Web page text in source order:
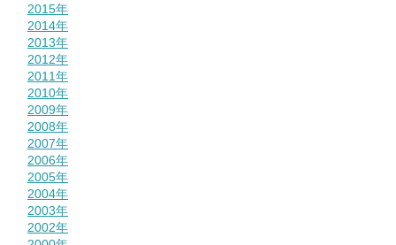
2015年
2014年
2013年
2012年
2011年
2010年
2009年
2008年
2007年
2006年
2005年
2004年
2003年
2002年